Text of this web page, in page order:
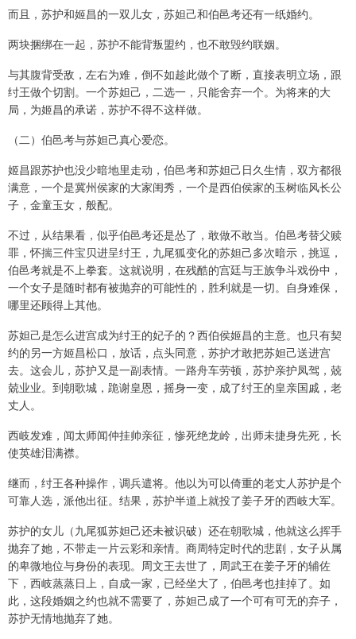
而且，苏护和姬昌的一双儿女，苏妲己和伯邑考还有一纸婚约。
两块捆绑在一起，苏护不能背叛盟约，也不敢毁约联姻。
与其腹背受敌，左右为难，倒不如趁此做个了断，直接表明立场，跟
纣王做个切割。一个苏妲己，二选一，只能舍弃一个。为将来的大
局，为姬昌的承诺，苏护不得不这样做。
（二）伯邑考与苏妲己真心爱恋。
姬昌跟苏护也没少暗地里走动，伯邑考和苏妲己日久生情，双方都很
满意，一个是冀州侯家的大家闺秀，一个是西伯侯家的玉树临风长公
子，金童玉女，般配。
不过，从结果看，似乎伯邑考还是怂了，敢做不敢当。伯邑考替父赎
罪，怀揣三件宝贝进呈纣王，九尾狐变化的苏妲己多次暗示，挑逗，
伯邑考就是不上拳套。这就说明，在残酷的宫廷与王族争斗戏份中，
一个女子是随时都有被抛弃的可能性的，胜利就是一切。自身难保，
哪里还顾得上其他。
苏妲己是怎么进宫成为纣王的妃子的？西伯侯姬昌的主意。也只有契
约的另一方姬昌松口，放话，点头同意，苏护才敢把苏妲己送进宫
去。这会儿，苏护又是一副表情。一路舟车劳顿，苏护亲护凤驾，兢
兢业业。到朝歌城，跪谢皇恩，摇身一变，成了纣王的皇亲国戚，老
丈人。
西岐发难，闻太师闻仲挂帅亲征，惨死绝龙岭，出师未捷身先死，长
使英雄泪满襟。
继而，纣王各种操作，调兵遣将。他以为可以倚重的老丈人苏护是个
可靠人选，派他出征。结果，苏护半道上就投了姜子牙的西岐大军。
苏护的女儿（九尾狐苏妲己还未被识破）还在朝歌城，他就这么挥手
抛弃了她，不带走一片云彩和亲情。商周特定时代的悲剧，女子从属
的卑微地位与身份的表现。周文王去世了，周武王在姜子牙的辅佐
下，西岐蒸蒸日上，自成一家，已经坐大了，伯邑考也挂掉了。如
此，这段婚姻之约也就不需要了，苏妲己成了一个可有可无的弃子，
苏护无情地抛弃了她。